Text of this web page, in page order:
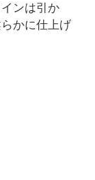
ンは引か
かに仕上げ